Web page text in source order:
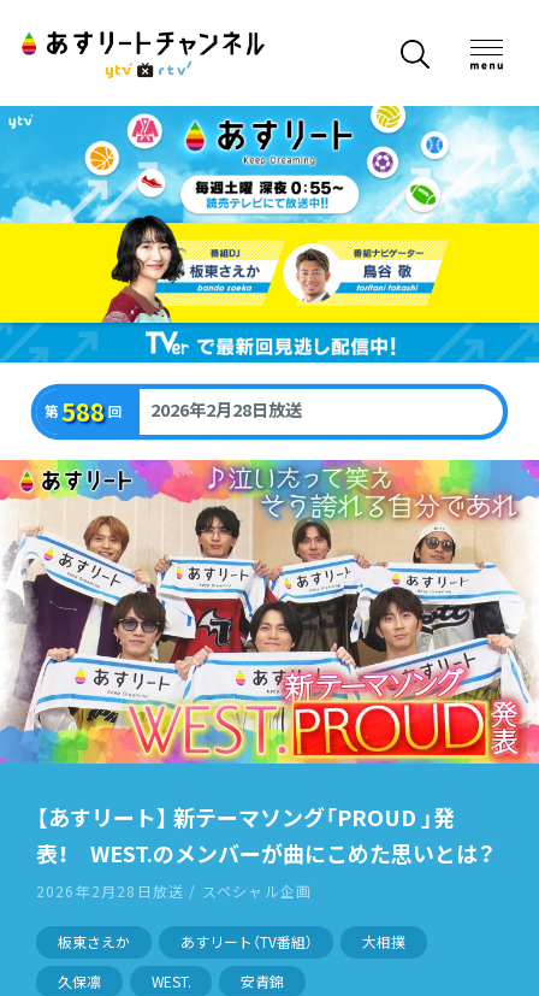
第588回 2026年2月28日放送
【あすリート】 新テーマソング「PROUD 」発
表！ WEST.のメンバーが曲にこめた思いとは？
2026年2月28日放送 / スペシャル企画
板東さえか あすリート（TV番組）
大相撲
久保凛
WEST. 安青錦